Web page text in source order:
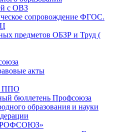
с ОВЗ
сопровождение ФГОС.
предметов ОБЗР и Труд (
акты
ППО
бюллетень Профсоюза
образования и науки